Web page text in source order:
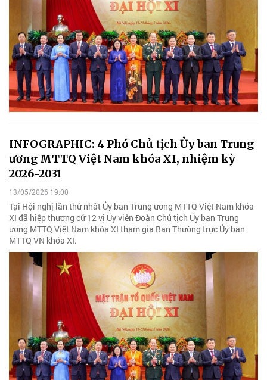
INFOGRAPHIC: 4 Phó Chủ tịch Ủy ban Trung
ương MTTQ Việt Nam khóa XI, nhiệm kỳ
2026-2031
13/05/2026 19:00
Tại Hội nghị lần thứ nhất Ủy ban Trung ương MTTQ Việt Nam khóa
XI đã hiệp thương cử 12 vị Ủy viên Đoàn Chủ tịch Ủy ban Trung
ương MTTQ Việt Nam khóa XI tham gia Ban Thường trực Ủy ban
MTTQ VN khóa XI.